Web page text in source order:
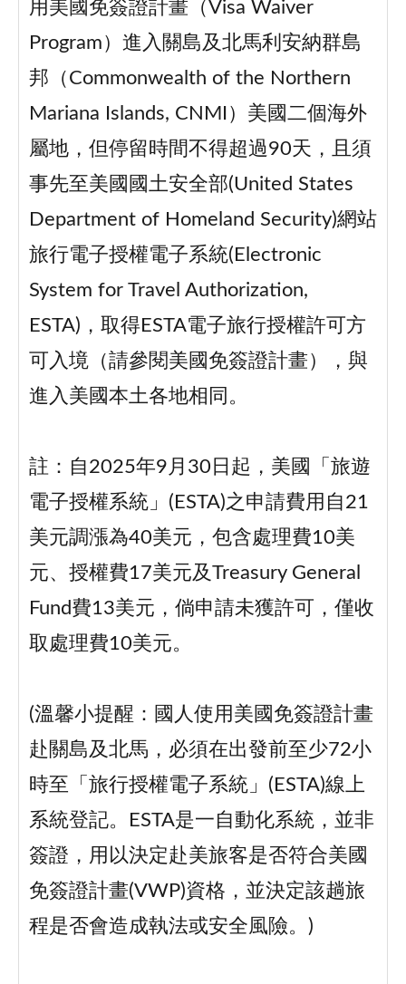
用美國免簽證計畫（Visa Waiver
Program）進入關島及北馬利安納群島
邦（Commonwealth of the Northern
Mariana Islands, CNMI）美國二個海外
屬地，但停留時間不得超過90天，且須
事先至美國國土安全部(United States
Department of Homeland Security)網站
旅行電子授權電子系統(Electronic
System for Travel Authorization,
ESTA)，取得ESTA電子旅行授權許可方
可入境（請參閱美國免簽證計畫），與
進入美國本土各地相同。
註：自2025年9月30日起，美國「旅遊
電子授權系統」(ESTA)之申請費用自21
美元調漲為40美元，包含處理費10美
元、授權費17美元及Treasury General
Fund費13美元，倘申請未獲許可，僅收
取處理費10美元。
(溫馨小提醒：國人使用美國免簽證計畫
赴關島及北馬，必須在出發前至少72小
時至「旅行授權電子系統」(ESTA)線上
系統登記。ESTA是一自動化系統，並非
簽證，用以決定赴美旅客是否符合美國
免簽證計畫(VWP)資格，並決定該趟旅
程是否會造成執法或安全風險。)